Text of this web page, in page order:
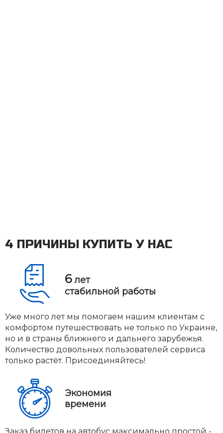
4 ПРИЧИНЫ КУПИТЬ У НАС
6лет
стабильной работы
Уже много лет мы помогаем нашим клиентам с
комфортом путешествовать не только по Украине,
но и в страны ближнего и дальнего зарубежья.
Количество довольных пользователей сервиса
только растёт. Присоединяйтесь!
Экономия
времени